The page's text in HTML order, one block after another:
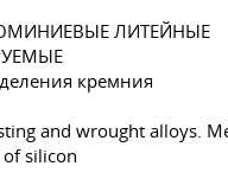
ЛИТЕЙНЫЕ
кремния
and wrought alloys.
silicon